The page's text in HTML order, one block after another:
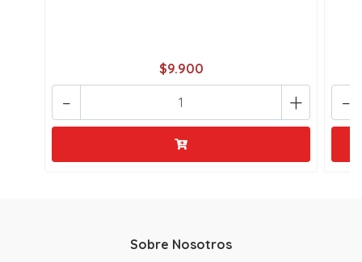
$9.900
+
- -
Sobre Nosotros